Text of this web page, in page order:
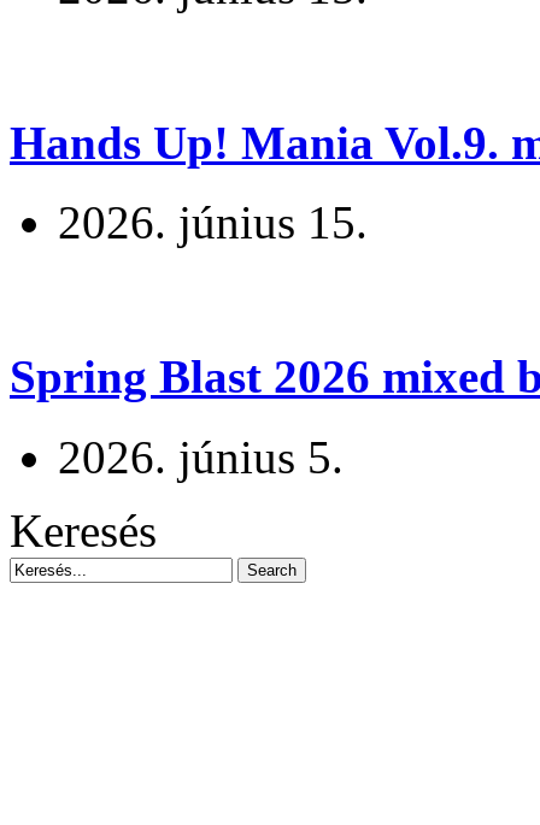
Hands Up! Mania Vol.9.
2026. június 15.
Spring Blast 2026 mixed
2026. június 5.
Keresés